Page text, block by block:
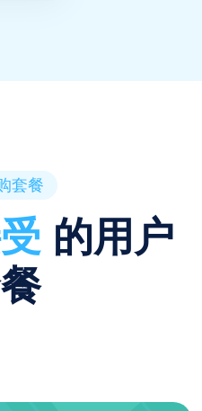
套餐
的用户